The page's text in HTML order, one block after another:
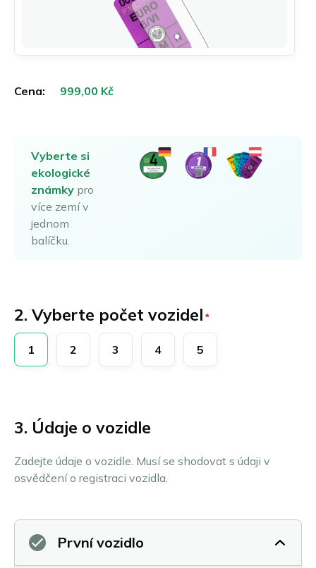
Cena:
Vyberte si
ekologické
známky pro
více zemí v
jednom
balíčku.
2. Vyberte počet vozidel *
1 2 3 4 5
3. Údaje o vozidle
Zadejte údaje o vozidle. Musí se shodovat s údaji v
osvědčení o registraci vozidla.
První vozidlo